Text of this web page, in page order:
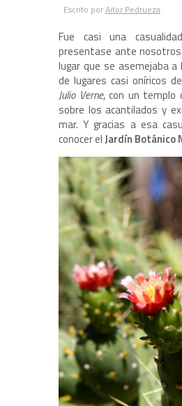
Escrito porAitor Pedrueza
Fue casi una
presentase ante
lugar que se asemejaba a
de lugares casi oníricos
Julio Verne, con un templo
sobre los acantilados y
mar. Y gracias a esa
conocer elJardín Botánico